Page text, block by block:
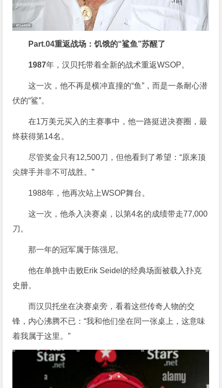
Part.04重返战场：饥饿的“鲨鱼”苏醒了
1987年，汉贝托带着全新的战术重返WSOP。
这一次，他不再是横冲直撞的“鱼”，而是一条耐心潜
伏的“鲨”。
在1万美元买入的主赛事中，他一路挺进决赛圈，最
终获得第14名。
尽管奖金只有12,500刀，但他看到了希望：“原来顶
尖牌手并非不可战胜。”
1988年，他再次站上WSOP舞台。
这一次，他杀入决赛桌，以第4名的成绩带走77,000
刀。
那一年的冠军属于陈强尼。
他在单挑中击败Erik Seidel的经典场面被载入扑克
史册。
而汉贝托坐在决赛桌旁，看着这些传奇人物的交
锋，内心沸腾不已：“我和他们坐在同一张桌上，这意味
着我属于这里。”